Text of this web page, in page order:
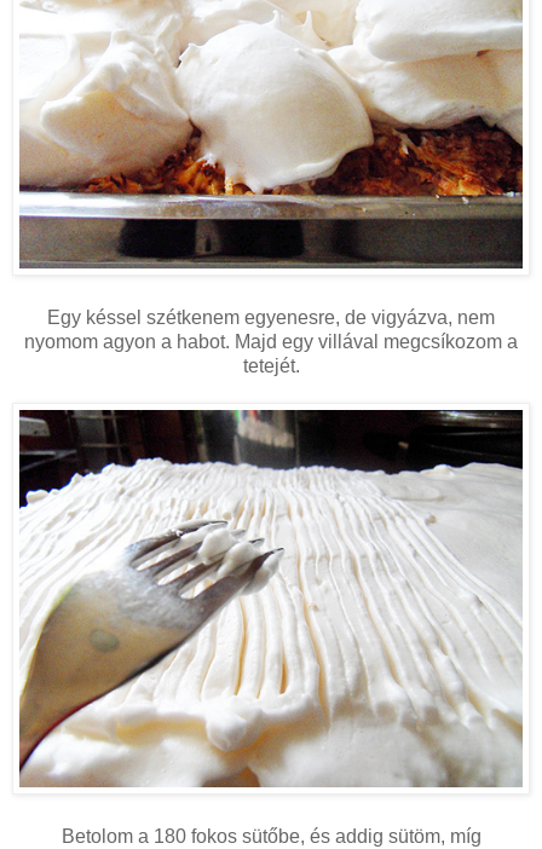
Egy késsel szétkenem egyenesre, de vigyázva, nem
nyomom agyon a habot. Majd egy villával megcsíkozom a
tetejét.
Betolom a 180 fokos sütőbe, és addig sütöm, míg